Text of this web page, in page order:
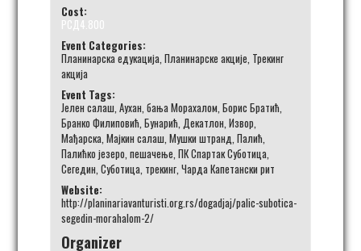
Cost:
РСД4.800
Event Categories:
Планинарска едукација,Планинарске акције, Трекинг
акција
Event Tags:
Јелен салаш,Аухан,бања Морахалом,Борис Братић,
Бранко Филиповић,Бунарић,Декатлон,Извор,
Мађарска,Мајкин салаш,Мушки штранд,Палић,
Палићко језеро,пешачење,ПК Спартак Суботица,
Сегедин,Суботица, трекинг,Чарда Капетански рит
Website:
http://planinariavanturisti.org.rs/dogadjaj/palic-subotica-
segedin-morahalom-2/
Organizer